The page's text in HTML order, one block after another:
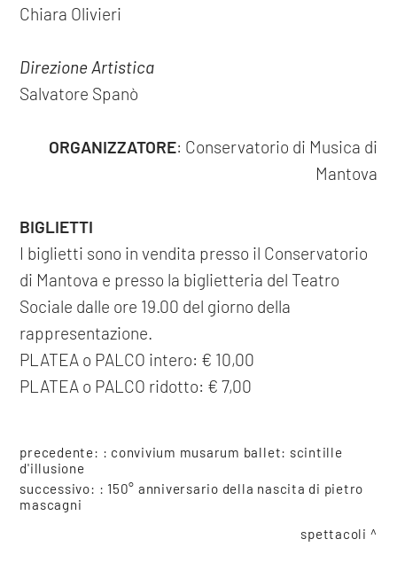
Chiara Olivieri
Direzione Artistica
Salvatore Spanò
ORGANIZZATORE: Conservatorio di Musica di
Mantova
BIGLIETTI
I biglietti sono in vendita presso il Conservatorio
di Mantova e presso la biglietteria del Teatro
Sociale dalle ore 19.00 del giorno della
rappresentazione.
PLATEA o PALCO intero: € 10,00
PLATEA o PALCO ridotto: € 7,00
precedente: : convivium musarum ballet: scintille
d'illusione
successivo: : 150° anniversario della nascita di pietro
mascagni
spettacoli